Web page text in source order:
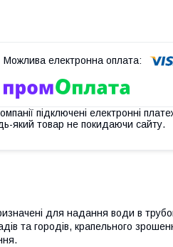
підключені електронні
який товар не покидаючи сайту.
для надання води в
та городів, крапельного